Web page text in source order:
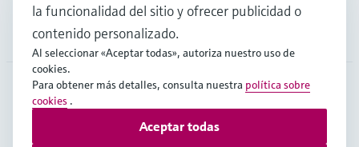
Compañía
ARG•Español
la funcionalidad del sitio y ofrecer publicidad o
contenido personalizado.
Al seleccionar «Aceptar todas», autoriza nuestro uso de
cookies.
Para obtener más detalles, consulta nuestra política sobre
cookies .
Aceptar todas